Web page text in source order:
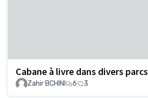
Cabane à livre dans divers parcs
Zahir BCHINI
6 3